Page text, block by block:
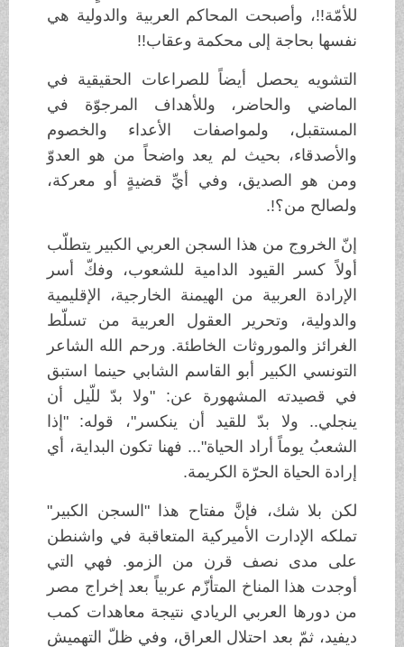
للأمّة!!، وأصبحت المحاكم العربية والدولية هي
نفسها بحاجة إلى محكمة وعقاب!!
التشويه يحصل أيضاً للصراعات الحقيقية في
الماضي والحاضر، وللأهداف المرجوّة في
المستقبل، ولمواصفات الأعداء والخصوم
والأصدقاء، بحيث لم يعد واضحاً من هو العدوّ
ومن هو الصديق، وفي أيِّ قضيةٍ أو معركة،
ولصالح من؟!.
إنّ الخروج من هذا السجن العربي الكبير يتطلّب
أولاً كسر القيود الدامية للشعوب، وفكّ أسر
الإرادة العربية من الهيمنة الخارجية، الإقليمية
والدولية، وتحرير العقول العربية من تسلّط
الغرائز والموروثات الخاطئة. ورحم الله الشاعر
التونسي الكبير أبو القاسم الشابي حينما استبق
في قصيدته المشهورة عن: "ولا بدّ للّيل أن
ينجلي.. ولا بدّ للقيد أن ينكسر"، قوله: "إذا
الشعبُ يوماً أراد الحياة"... فهنا تكون البداية، أي
إرادة الحياة الحرّة الكريمة.
لكن بلا شك، فإنَّ مفتاح هذا "السجن الكبير"
تملكه الإدارت الأميركية المتعاقبة في واشنطن
على مدى نصف قرن من الزمو. فهي التي
أوجدت هذا المناخ المتأزّم عربياً بعد إخراج مصر
من دورها العربي الريادي نتيجة معاهدات كمب
ديفيد، ثمّ بعد احتلال العراق، وفي ظلّ التهميش